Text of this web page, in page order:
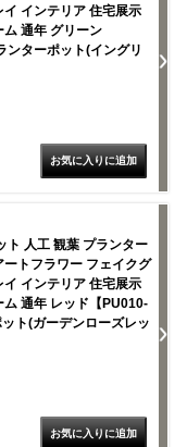
インテリア 住宅展示
通年 グリーン
ンターポット(イングリ
ト 人工 観葉 プランター
トフラワー フェイクグ
インテリア 住宅展示
通年 レッド【PU010-
ト(ガーデンローズレッ